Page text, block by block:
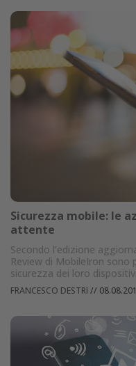
Sicurezza mobile: le
attente
Secondo l’edizione
Review di MobileIron
sicurezza dei loro
FRANCESCO DESTRI //